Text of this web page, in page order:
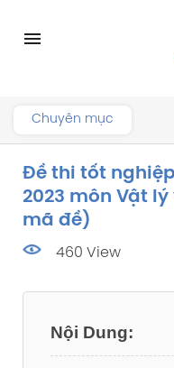
menu
Chuyên mục
Đề thi tốt
2023 môn Vật
mã đề)
460 View